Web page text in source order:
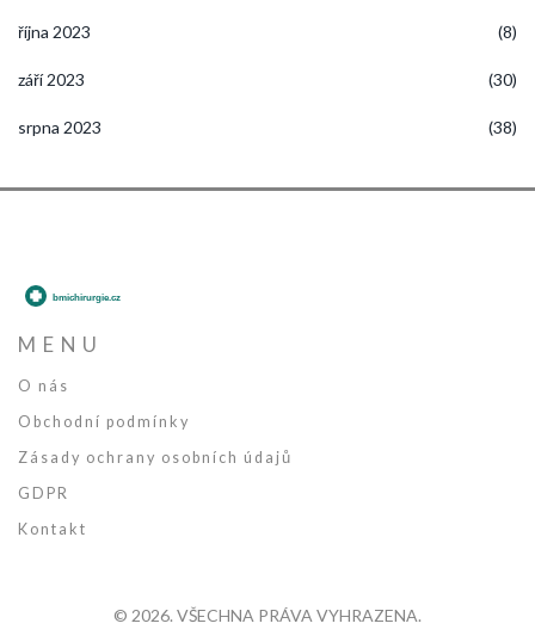
října 2023 (8)
září 2023 (30)
srpna 2023 (38)
MENU
O nás
Obchodní podmínky
Zásady ochrany osobních údajů
GDPR
Kontakt
© 2026. VŠECHNA PRÁVA VYHRAZENA.